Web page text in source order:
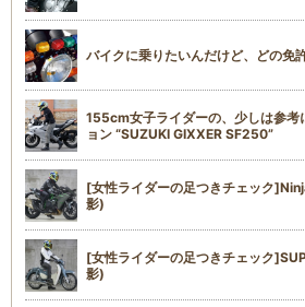
バイクに乗りたいんだけど、どの免
155cm女子ライダーの、少しは参考
ョン “SUZUKI GIXXER SF250”
[女性ライダーの足つきチェック
影)
[女性ライダーの足つきチェック
影)